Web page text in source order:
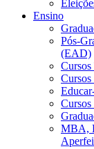
Ensino
Pós-
(EAD)
Cursos
MBA,